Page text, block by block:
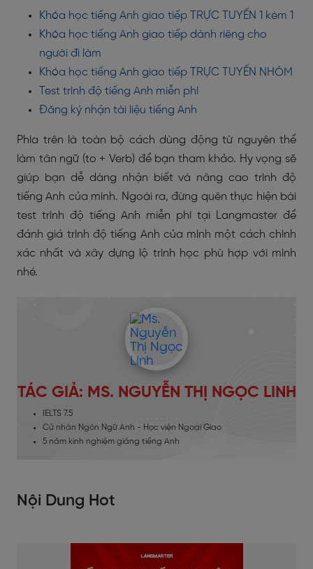
Khóa học tiếng Anh giao tiếp TRỰC TUYẾN 1 kèm 1
Khóa học tiếng Anh giao tiếp dành riêng cho
người đi làm
Khóa học tiếng Anh giao tiếp TRỰC TUYẾN NHÓM
Test trình độ tiếng Anh miễn phí
Đăng ký nhận tài liệu tiếng Anh
Phía trên là toàn bộ cách dùng động từ nguyên thể
làm tân ngữ (to + Verb) để bạn tham khảo. Hy vọng sẽ
giúp bạn dễ dàng nhận biết và nâng cao trình độ
tiếng Anh của mình. Ngoài ra, đừng quên thực hiện bài
test trình độ tiếng Anh miễn phí tại Langmaster để
đánh giá trình độ tiếng Anh của mình một cách chính
xác nhất và xây dựng lộ trình học phù hợp với mình
nhé.
TÁC GIẢ: MS. NGUYỄN THỊ NGỌC LINH
IELTS 7.5
Cử nhân Ngôn Ngữ Anh - Học viện Ngoại Giao
5 năm kinh nghiệm giảng tiếng Anh
Nội Dung Hot